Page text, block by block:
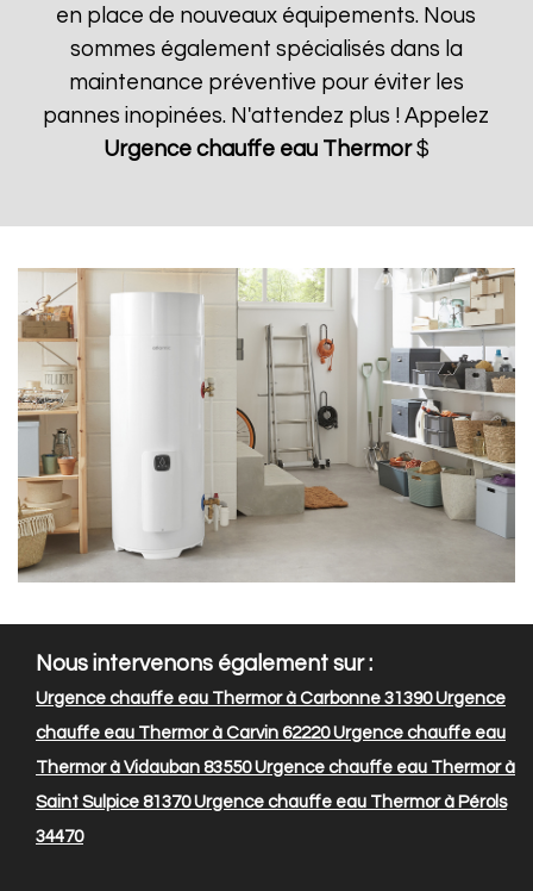
en place de nouveaux équipements. Nous
sommes également spécialisés dans la
maintenance préventive pour éviter les
pannes inopinées. N'attendez plus ! Appelez
Urgence chauffe eau Thermor$
Nous intervenons également sur :
Urgence chauffe eau Thermor à Carbonne 31390Urgence
chauffe eau Thermor à Carvin 62220Urgence chauffe eau
Thermor à Vidauban 83550Urgence chauffe eau Thermor à
Saint Sulpice 81370Urgence chauffe eau Thermor à Pérols
34470